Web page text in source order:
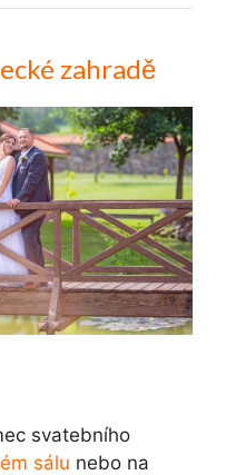
zahradě
svatebního
sálu nebo na